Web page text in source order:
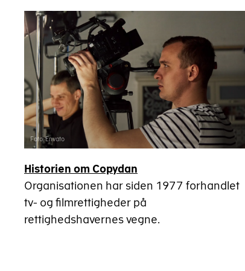
Foto: Envato
Historien om Copydan
Organisationen har siden 1977 forhandlet
tv- og filmrettigheder på
rettighedshavernes vegne.